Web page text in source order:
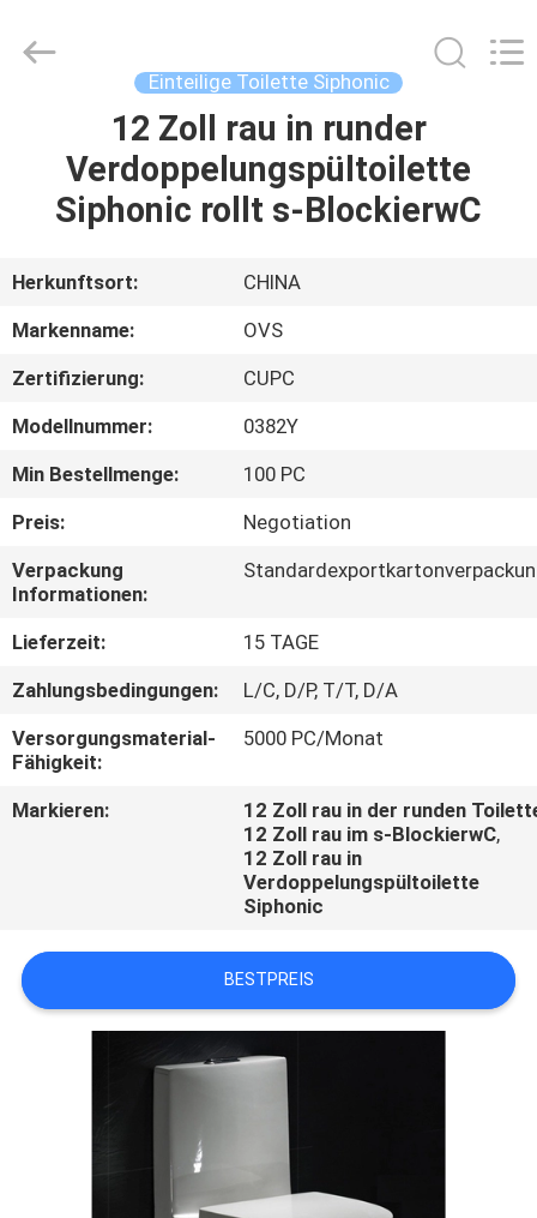
PRODUKTE
ÜBER
UNS
FABRIK-
AUSFLUG
QUALITÄTSKONTROLLE
TRETEN
SIE
MIT
IN
VERBINDUNG
FÄLLE
Einteilige Toilette Siphonic
12 Zoll rau in runder
Verdoppelungspültoilette
Siphonic rollt s-BlockierwC
Herkunftsort:
CHINA
Markenname:
OVS
Zertifizierung:
CUPC
Modellnummer:
0382Y
Min Bestellmenge:
100 PC
Preis:
Negotiation
Verpackung
Informationen:
Lieferzeit:
15 TAGE
Zahlungsbedingungen:
L/C, D/P, T/T, D/A
Versorgungsmaterial-
Fähigkeit:
5000 PC/Monat
Markieren:
12 Zoll rau in der runden
12 Zoll rau im s-BlockierwC,
12 Zoll rau in
Verdoppelungspültoilette
Siphonic
BESTPREIS